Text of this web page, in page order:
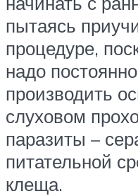
пытаясь
процедуре,
надо
производить
слуховом
паразиты –
питательной
клеща.